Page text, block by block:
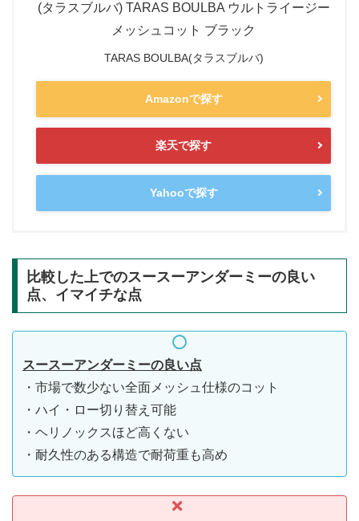
(タラスブルバ) TARAS BOULBA ウルトライージー
メッシュコット ブラック
TARAS BOULBA(タラスブルバ)
Amazonで探す
楽天で探す
Yahooで探す
比較した上でのスースーアンダーミーの良い
点、イマイチな点
スースーアンダーミーの良い点
・市場で数少ない全面メッシュ仕様のコット
・ハイ・ロー切り替え可能
・ヘリノックスほど高くない
・耐久性のある構造で耐荷重も高め